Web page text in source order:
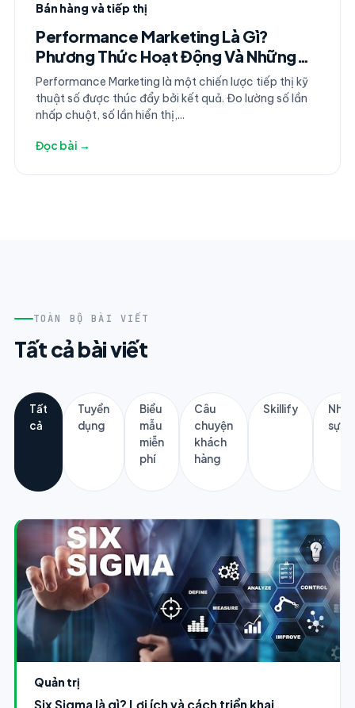
Bán hàng và tiếp thị
Performance Marketing Là Gì?
Phương Thức Hoạt Động Và Những
Kiến Thức Cần Biết
Performance Marketing là một chiến lược tiếp thị kỹ
thuật số được thúc đẩy bởi kết quả. Đo lường số lần
nhấp chuột, số lần hiển thị,...
Đọc bài →
TOÀN BỘ BÀI VIẾT
Tất cả bài viết
Tất
cả
Tuyển
dụng
Biểu
mẫu
miễn
phí
Câu
chuyện
khách
hàng
Skillify
Nhân
sự
Quản trị
Six Sigma là gì? Lợi ích và cách triển khai